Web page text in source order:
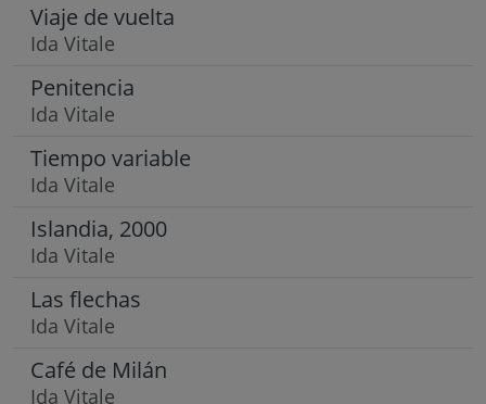
Viaje de vuelta
Ida Vitale
Penitencia
Ida Vitale
Tiempo variable
Ida Vitale
Islandia, 2000
Ida Vitale
Las flechas
Ida Vitale
Café de Milán
Ida Vitale